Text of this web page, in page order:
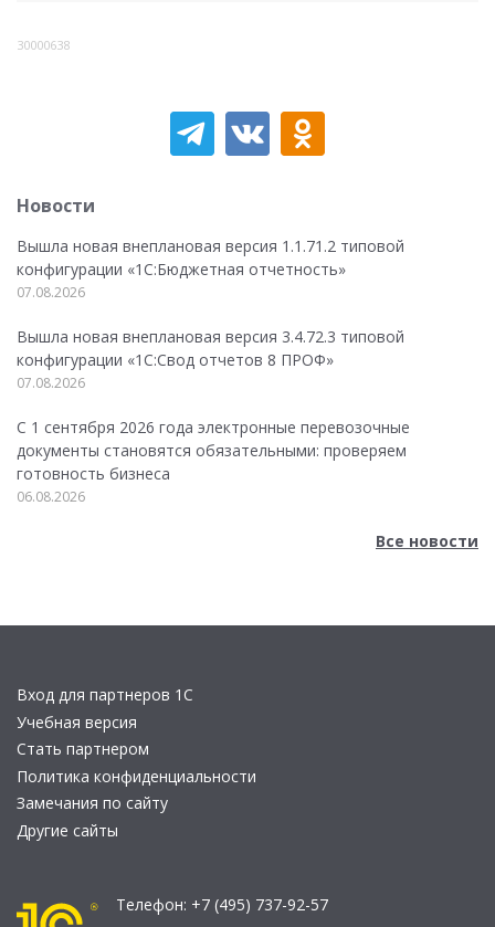
30000638
Новости
Вышла новая внеплановая версия 1.1.71.2 типовой
конфигурации «1C:Бюджетная отчетность»
07.08.2026
Вышла новая внеплановая версия 3.4.72.3 типовой
конфигурации «1C:Свод отчетов 8 ПРОФ»
07.08.2026
С 1 сентября 2026 года электронные перевозочные
документы становятся обязательными: проверяем
готовность бизнеса
06.08.2026
Все новости
Вход для партнеров 1С
Учебная версия
Стать партнером
Политика конфиденциальности
Замечания по сайту
Другие сайты
Телефон: +7 (495) 737-92-57